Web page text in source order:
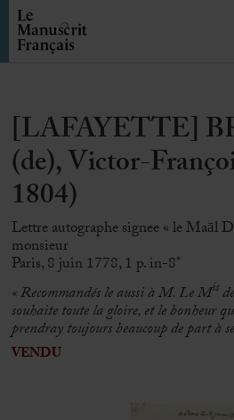
[LAFAYETTE]
(de), Victor-
1804)
Lettre autographe signee « le Maāl
monsieur
Paris, 8 juin 1778, 1 p. in-8°
« Recommandés le aussi à M. Le Mis
souhaite toute la gloire, et le bonheur
prendray toujours beaucoup de part à
VENDU